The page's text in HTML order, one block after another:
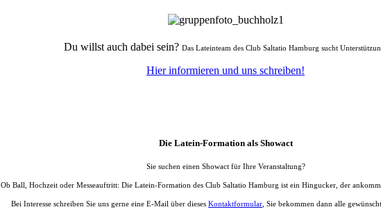
Du willst auch dabei sein? Das Lateinteam des Club Saltatio Hamburg sucht
Hier informieren und uns schreiben!
Die Latein-Formation als Showact
Sie suchen einen Showact für Ihre Veranstaltung?
Ob Ball, Hochzeit oder Messeauftritt: Die Latein-Formation des Club Saltatio Hamburg ist ein Hingucker, der
Bei Interesse schreiben Sie uns gerne eine E-Mail über dieses Kontaktformular , Sie bekommen dann alle